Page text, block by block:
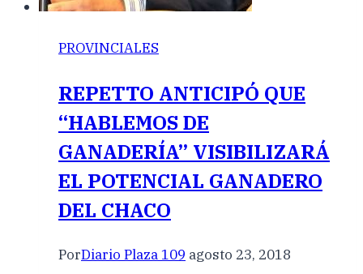
PROVINCIALES
REPETTO ANTICIPÓ QUE
“HABLEMOS DE
GANADERÍA” VISIBILIZARÁ
EL POTENCIAL GANADERO
DEL CHACO
PorDiario Plaza 109 agosto 23, 2018